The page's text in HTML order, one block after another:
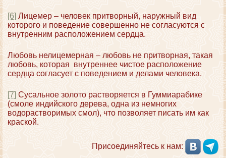
[6] Лицемер – человек притворный, наружный вид
которого и поведение совершенно не согласуются с
внутренним расположением сердца.
Любовь нелицемерная – любовь не притворная, такая
любовь, которая внутреннее чистое расположение
сердца согласует с поведением и делами человека.
[7] Сусальное золото растворяется в Гуммиарабике
(смоле индийского дерева, одна из немногих
водорастворимых смол), что позволяет писать им как
краской.
Присоединяйтесь к нам: